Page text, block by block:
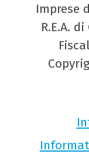
Imprese
R.E.A.